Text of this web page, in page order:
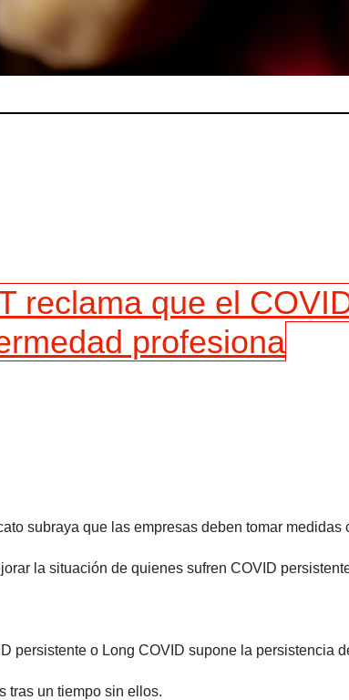
reclama que el
profesiona
subraya que las empresas deben tomar
la situación de quienes sufren COVID
persistente o Long COVID supone la persistencia
tras un tiempo sin ellos.